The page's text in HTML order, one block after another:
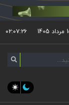
۰۲:۰۷:۲۶